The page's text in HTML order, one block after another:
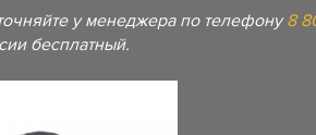
у менеджера по телефону8
бесплатный.